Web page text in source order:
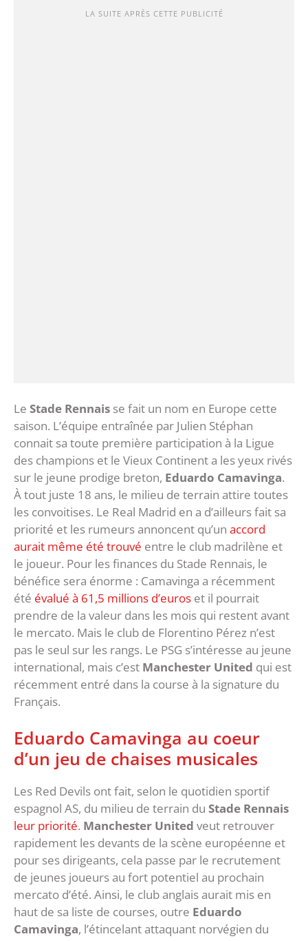
LA SUITE APRÈS CETTE PUBLICITÉ
Le Stade Rennais se fait un nom en Europe cette
saison. L’équipe entraînée par Julien Stéphan
connait sa toute première participation à la Ligue
des champions et le Vieux Continent a les yeux rivés
sur le jeune prodige breton, Eduardo Camavinga.
À tout juste 18 ans, le milieu de terrain attire toutes
les convoitises. Le Real Madrid en a d’ailleurs fait sa
priorité et les rumeurs annoncent qu’un accord
aurait même été trouvé entre le club madrilène et
le joueur. Pour les finances du Stade Rennais, le
bénéfice sera énorme : Camavinga a récemment
été évalué à 61,5 millions d’euros et il pourrait
prendre de la valeur dans les mois qui restent avant
le mercato. Mais le club de Florentino Pérez n’est
pas le seul sur les rangs. Le PSG s’intéresse au jeune
international, mais c’est Manchester United qui est
récemment entré dans la course à la signature du
Français.
Eduardo Camavinga au coeur
d’un jeu de chaises musicales
Les Red Devils ont fait, selon le quotidien sportif
espagnol AS, du milieu de terrain du Stade Rennais
leur priorité. Manchester United veut retrouver
rapidement les devants de la scène européenne et
pour ses dirigeants, cela passe par le recrutement
de jeunes joueurs au fort potentiel au prochain
mercato d’été. Ainsi, le club anglais aurait mis en
haut de sa liste de courses, outre Eduardo
Camavinga, l’étincelant attaquant norvégien du